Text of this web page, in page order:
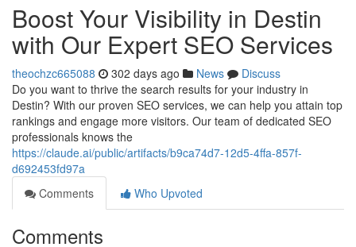
Boost Your Visibility in Destin
with Our Expert SEO Services
theochzc665088 302 days ago News
Discuss
Do you want to thrive the search results for your industry in
Destin? With our proven SEO services, we can help you attain top
rankings and engage more visitors. Our team of dedicated SEO
professionals knows the
https://claude.ai/public/artifacts/b9ca74d7-12d5-4ffa-857f-
d692453fd97a
Comments
Who Upvoted
Comments